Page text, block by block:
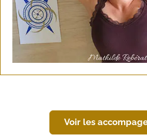
Voir les